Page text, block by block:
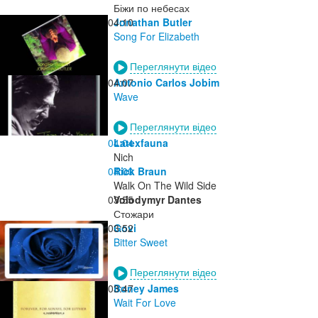
Біжи по небесах
04:10
Jonathan Butler
Song For Elizabeth
Переглянути відео
04:07
Antonio Carlos Jobim
Wave
Переглянути відео
04:04
Latexfauna
Nich
04:00
Rick Braun
Walk On The Wild Side
03:55
Volodymyr Dantes
Стожари
03:52
Govi
Bitter Sweet
Переглянути відео
03:47
Boney James
Wait For Love